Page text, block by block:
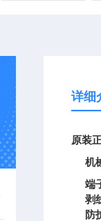
详细
原装
机
端
剥
防